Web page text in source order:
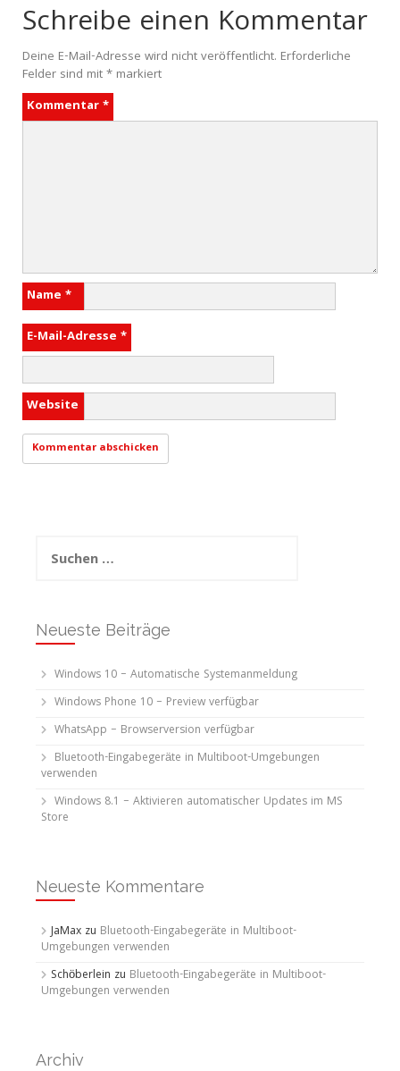
Schreibe einen Kommentar
Deine E-Mail-Adresse wird nicht veröffentlicht. Erforderliche
Felder sind mit* markiert
Kommentar*
Name *
E-Mail-Adresse *
Website
nach:
Neueste Beiträge
Windows 10 – Automatische Systemanmeldung
Windows Phone 10 – Preview verfügbar
WhatsApp – Browserversion verfügbar
Bluetooth-Eingabegeräte in Multiboot-Umgebungen
verwenden
Windows 8.1 – Aktivieren automatischer Updates im MS
Store
Neueste Kommentare
JaMax zu Bluetooth-Eingabegeräte in Multiboot-
Umgebungen verwenden
Schöberlein zu Bluetooth-Eingabegeräte in Multiboot-
Umgebungen verwenden
Archiv